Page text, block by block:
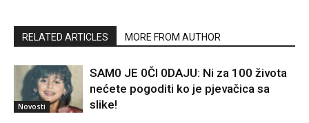
RELATED ARTICLES MORE FROM AUTHOR
Novosti
SAM0 JE 0Čl 0DAJU: Ni za 100 života
nećete pogoditi ko je pjevačica sa
slike!